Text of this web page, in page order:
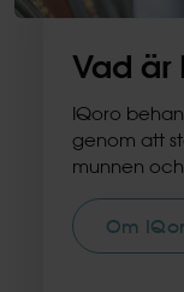
Vad är
IQoro
genom att
munnen
Om